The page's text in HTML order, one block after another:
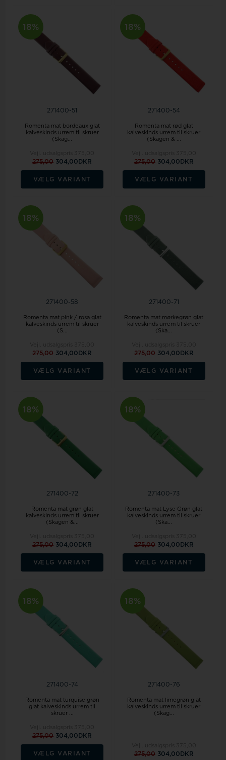
18%
271400-51
Romenta mat bordeaux glat
kalveskinds urrem til skruer
(Skag...
275,00 304,00DKR
VÆLG VARIANT
18%
271400-54
Romenta mat rød glat
kalveskinds urrem til skruer
(Skagen & ...
275,00 304,00DKR
VÆLG VARIANT
18%
271400-58
Romenta mat pink / rosa glat
kalveskinds urrem til skruer
(S...
275,00 304,00DKR
VÆLG VARIANT
18%
271400-71
Romenta mat mørkegrøn glat
kalveskinds urrem til skruer
(Ska...
275,00 304,00DKR
VÆLG VARIANT
18%
271400-72
Romenta mat grøn glat
kalveskinds urrem til skruer
(Skagen &...
275,00 304,00DKR
VÆLG VARIANT
18%
271400-73
Romenta mat Lyse Grøn glat
kalveskinds urrem til skruer
(Ska...
275,00 304,00DKR
VÆLG VARIANT
18%
271400-74
Romenta mat turquise grøn
glat kalveskinds urrem til
skruer ...
275,00 304,00DKR
VÆLG VARIANT
18%
271400-76
Romenta mat limegrøn glat
kalveskinds urrem til skruer
(Skag...
275,00 304,00DKR